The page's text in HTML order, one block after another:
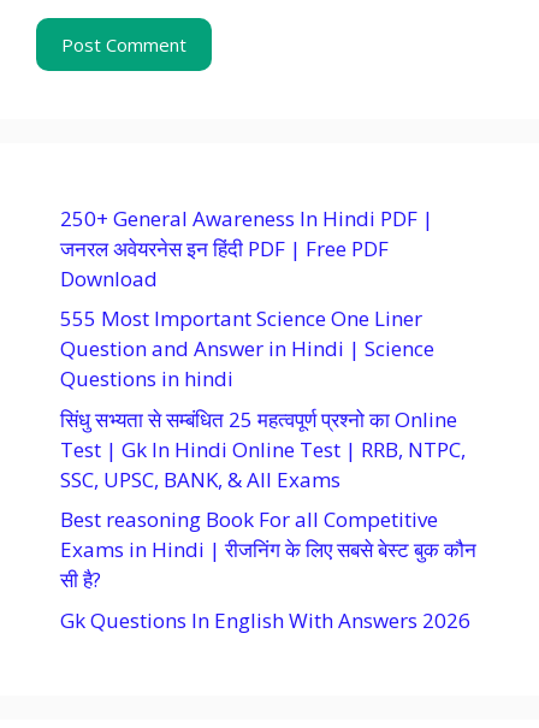
250+ General Awareness In Hindi PDF |
जनरल अवेयरनेस इन हिंदी PDF | Free PDF
Download
555 Most Important Science One Liner
Question and Answer in Hindi | Science
Questions in hindi
सिंधु सभ्यता से सम्बंधित 25 महत्वपूर्ण प्रश्नो का Online
Test | Gk In Hindi Online Test | RRB, NTPC,
SSC, UPSC, BANK, & All Exams
Best reasoning Book For all Competitive
Exams in Hindi | रीजनिंग के लिए सबसे बेस्ट बुक कौन
सी है?
Gk Questions In English With Answers 2026